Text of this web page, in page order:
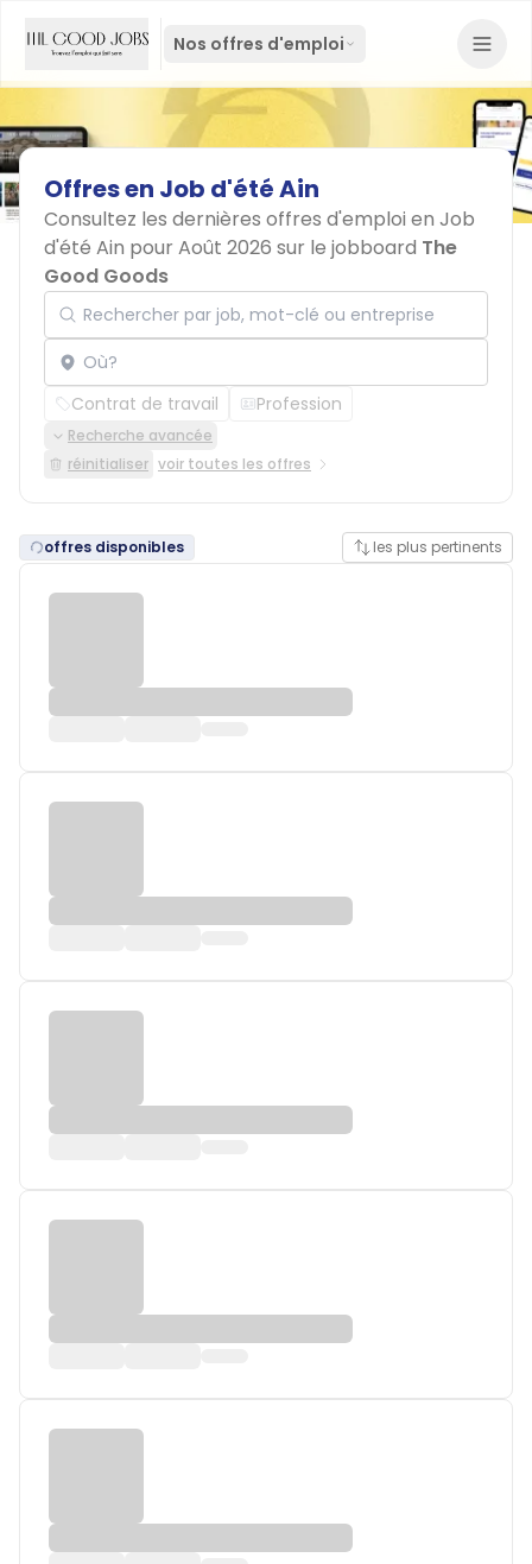
Nos offres d'emploi
Offresen Job d'étéAin
Consultez les dernières offres d'emploi en Job
d'été Ain pour Août 2026 sur le jobboard The
Good Goods
Rechercher par job, mot-clé ou entreprise
Localisation
Contrat de travail Profession
Recherche avancée
réinitialiser voir toutes les offres
offres disponibles les plus pertinents